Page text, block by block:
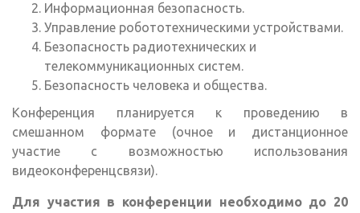
Информационная безопасность.
Управление робототехническими устройствами.
Безопасность радиотехнических и
телекоммуникационных систем.
Безопасность человека и общества.
Конференция планируется к проведению в
смешанном формате (очное и дистанционное
участие с возможностью использования
видеоконференцсвязи).
Для участия в конференции необходимо до 20